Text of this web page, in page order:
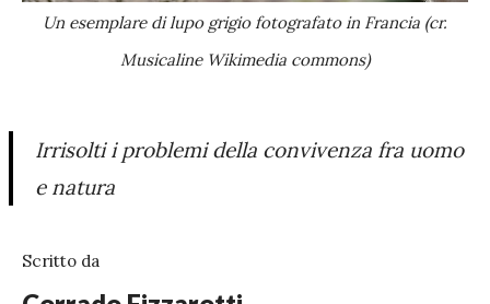
Un esemplare di lupo grigio fotografato in Francia (cr.
Musicaline Wikimedia commons)
Irrisolti i problemi della convivenza fra uomo
e natura
Scritto da